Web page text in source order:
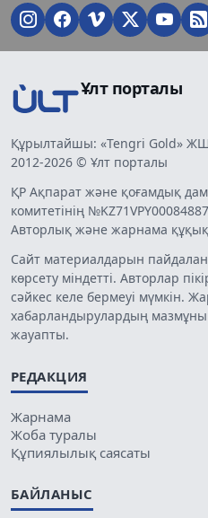
Ұлт порталы
Құрылтайшы: «Tengri Gold»
2012-2026 © Ұлт порталы
ҚР Ақпарат және қоғамдық
комитетінің №KZ71VPY00084887
Авторлық және жарнама
Сайт материалдарын
көрсету міндетті. Авторлар
сәйкес келе бермеуі мүмкін.
хабарландырулардың
жауапты.
РЕДАКЦИЯ
Жарнама
Жоба туралы
Құпиялылық саясаты
БАЙЛАНЫС